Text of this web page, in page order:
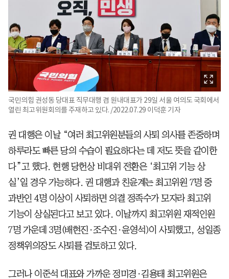
국민의힘 권성동 당대표 직무대행 겸 원내대표가 29일 서울 여의도 국회에서
열린 최고위원회의를 주재하고 있다. /2022.07.29 이덕훈 기자
권 대행은 이날 “여러 최고위원분들의 사퇴 의사를 존중하며
하루라도 빠른 당의 수습이 필요하다는 데 저도 뜻을 같이한
다”고 했다. 현행 당헌상 비대위 전환은 ‘최고위 기능 상
실’일 경우 가능하다. 권 대행과 친윤계는 최고위원 7명 중
과반인 4명 이상이 사퇴하면 의결 정족수가 모자라 최고위
기능이 상실된다고 보고 있다. 이날까지 최고위원 재적인원
7명 가운데 3명(배현진·조수진·윤영석)이 사퇴했고, 성일종
정책위의장도 사퇴를 검토하고 있다.
그러나 이준석 대표와 가까운 정미경·김용태 최고위원은